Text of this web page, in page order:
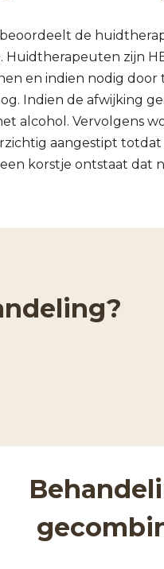
de
Huidtherapeuten zijn
en indien nodig door
Indien de afwijking
alcohol. Vervolgens
aangestipt
korstje ontstaat dat